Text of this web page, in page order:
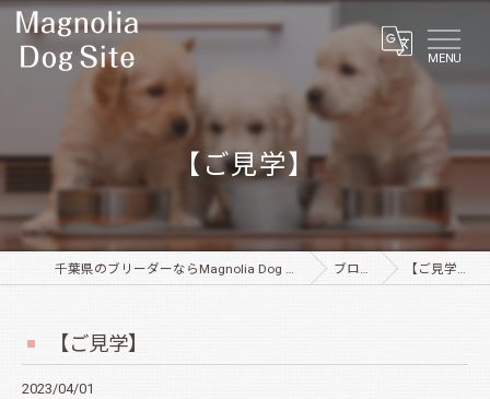
MENU
【ご見学】
千葉県のブリーダーならMagnolia Dog Site ブログ 【ご見学】
【ご見学】
2023/04/01